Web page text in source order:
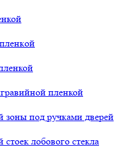
пленкой
зоны под ручками дверей
лобового стекла